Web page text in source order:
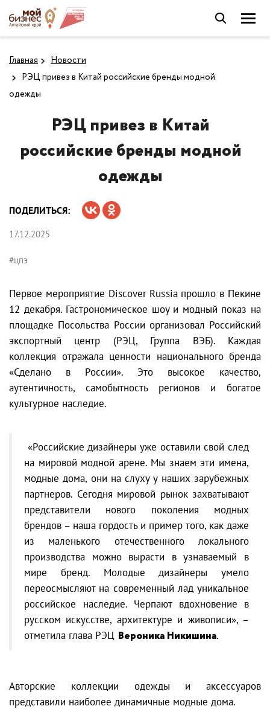
Главная
Новости
РЭЦ привез в Китай российские бренды модной
одежды
РЭЦ привез в Китай
российские бренды модной
одежды
ПОДЕЛИТЬСЯ:
17.12.2025
#цпэ
Первое мероприятие Discover Russia прошло в Пекине
12 декабря. Гастрономическое шоу и модный показ на
площадке Посольства России организовал Российский
экспортный центр (РЭЦ, Группа ВЭБ). Каждая
коллекция отражала ценности национального бренда
«Сделано в России». Это высокое качество,
аутентичность, самобытность регионов и богатое
культурное наследие.
«Российские дизайнеры уже оставили свой след
на мировой модной арене. Мы знаем эти имена,
модные дома, они на слуху у наших зарубежных
партнеров. Сегодня мировой рынок захватывают
представители нового поколения модных
брендов – наша гордость и пример того, как даже
из маленького отечественного локального
производства можно вырасти в узнаваемый в
мире бренд. Молодые дизайнеры умело
переосмысляют на современный лад уникальное
российское наследие. Черпают вдохновение в
русском искусстве, архитектуре и живописи», –
отметила глава РЭЦ Вероника Никишина.
Авторские коллекции одежды и аксессуаров
представили наиболее динамичные модные дома.